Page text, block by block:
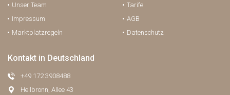
Unser Team
Impressum
Marktplatzregeln
Tarife
AGB
Datenschutz
Kontakt in Deutschland
+49 172 3908488
Heilbronn, Allee 43